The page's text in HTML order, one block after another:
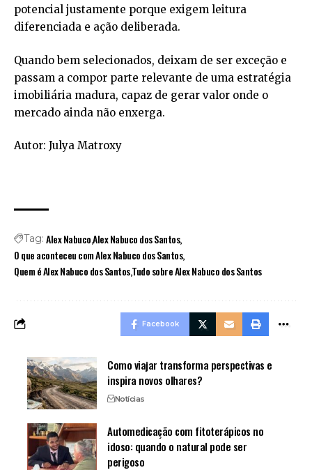
potencial justamente porque exigem leitura
diferenciada e ação deliberada.
Quando bem selecionados, deixam de ser exceção e
passam a compor parte relevante de uma estratégia
imobiliária madura, capaz de gerar valor onde o
mercado ainda não enxerga.
Autor: Julya Matroxy
Tag: Alex NabucoAlex Nabuco dos Santos
O que aconteceu com Alex Nabuco dos Santos
Quem é Alex Nabuco dos SantosTudo sobre Alex Nabuco dos Santos
Facebook
Como viajar transforma perspectivas e
inspira novos olhares?
Notícias
Automedicação com fitoterápicos no
idoso: quando o natural pode ser
perigoso